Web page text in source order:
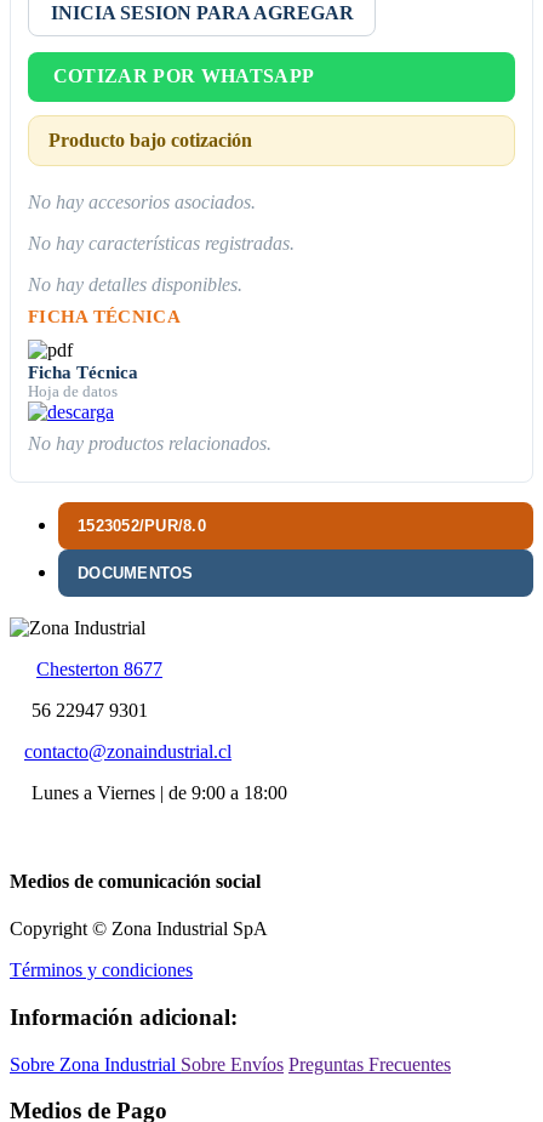
1523052/PUR/8.0
DOCUMENTOS
INICIA SESION PARA AGREGAR
COTIZAR POR WHATSAPP
Producto bajo cotización
No hay accesorios asociados.
No hay características registradas.
No hay detalles disponibles.
FICHA TÉCNICA
Ficha Técnica
Hoja de datos
No hay productos relacionados.
Chesterton 8677
56 22947 9301
contacto@zonaindustrial.cl
Lunes a Viernes | de 9:00 a 18:00
Medios de comunicación social
Copyright © Zona Industrial SpA
Términos y condiciones
Información adicional:
Sobre Zona Industrial Sobre Envíos Preguntas Frecuentes
Medios de Pago